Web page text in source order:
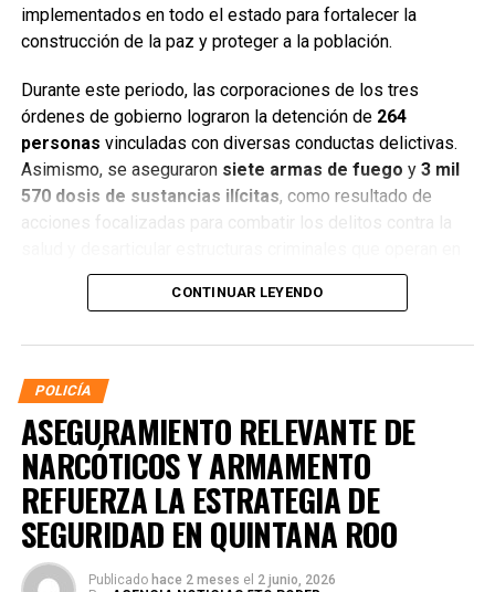
implementados en todo el estado para fortalecer la
construcción de la paz y proteger a la población.
Durante este periodo, las corporaciones de los tres
órdenes de gobierno lograron la detención de 264
personas vinculadas con diversas conductas delictivas.
Asimismo, se aseguraron siete armas de fuego y 3 mil
570 dosis de sustancias ilícitas, como resultado de
acciones focalizadas para combatir los delitos contra la
distintos municipios.
CONTINUAR LEYENDO
POLICÍA
ASEGURAMIENTO RELEVANTE DE
NARCÓTICOS Y ARMAMENTO
REFUERZA LA ESTRATEGIA DE
SEGURIDAD EN QUINTANA ROO
Publicado hace 2 meses el 2 junio, 2026